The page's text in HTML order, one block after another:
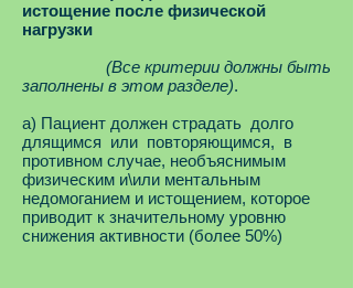
истощение после физической
нагрузки
(Все критерии должны быть
заполнены в этом разделе).
а) Пациент должен страдать долго
длящимся или повторяющимся, в
противном случае, необъяснимым
физическим и\или ментальным
недомоганием и истощением, которое
приводит к значительному уровню
снижения активности (более 50%)